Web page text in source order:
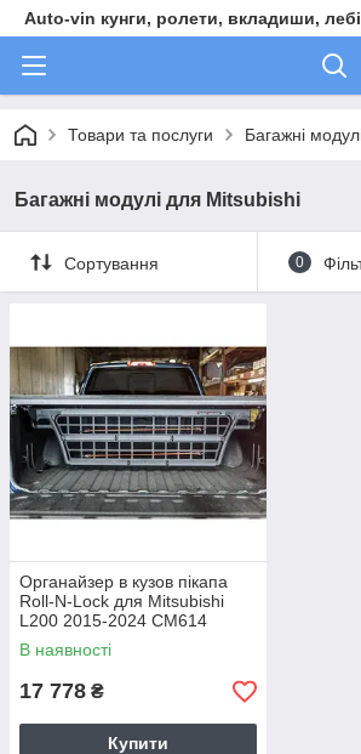
Auto-vin кунги, ролети, вкладиши,
Товари та послуги Багажні
Багажні модулі для Mitsubishi
Сортування 0
Органайзер в кузов пікапа
Roll-N-Lock для Mitsubishi
L200 2015-2024 CM614
В наявності
17 778 ₴
Купити